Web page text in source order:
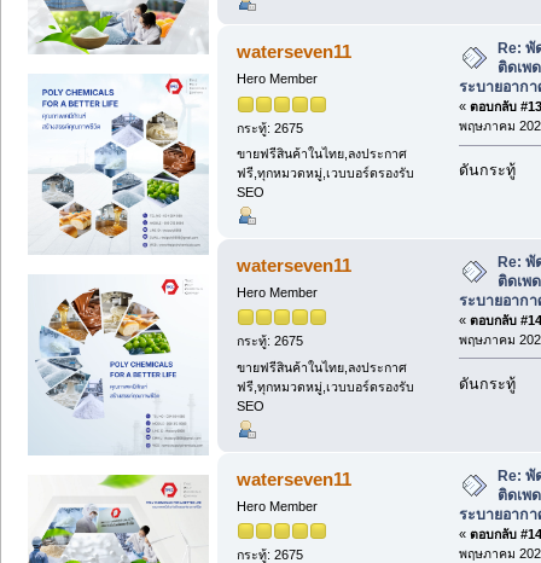
waterseven11
Hero Member
กระทู้: 2675
ขายฟรีสินค้าในไทย,ลงประกาศ
ฟรี,ทุกหมวดหมู่,เวบบอร์ดรองรับ
SEO
Re:
ติดเพ
ระบายอาก
« ตอบกลับ
พฤษภาคม
ดันกระทู้
waterseven11
Hero Member
กระทู้: 2675
ขายฟรีสินค้าในไทย,ลงประกาศ
ฟรี,ทุกหมวดหมู่,เวบบอร์ดรองรับ
SEO
Re:
ติดเพ
ระบายอาก
« ตอบกลับ
พฤษภาคม
ดันกระทู้
waterseven11
Hero Member
กระทู้: 2675
Re: พั
ติดเพ
ระบายอาก
« ตอบกลับ
พฤษภาคม